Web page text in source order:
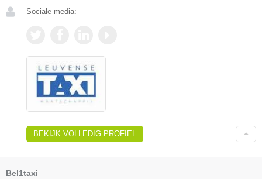
Sociale media:
BEKIJK VOLLEDIG PROFIEL
Bel1taxi